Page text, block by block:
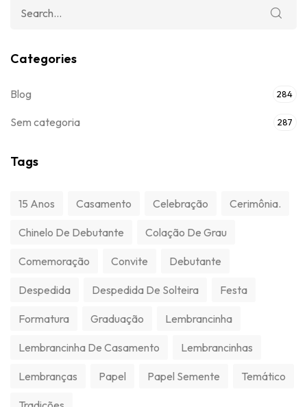
Categories
Blog 284
Sem categoria 287
Tags
15 Anos Casamento Celebração Cerimônia.
Chinelo De Debutante Colação De Grau
Comemoração Convite Debutante
Despedida Despedida De Solteira Festa
Formatura Graduação Lembrancinha
Lembrancinha De Casamento Lembrancinhas
Lembranças Papel Papel Semente Temático